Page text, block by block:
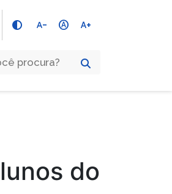
text_decrease hdr_auto text_increase
do